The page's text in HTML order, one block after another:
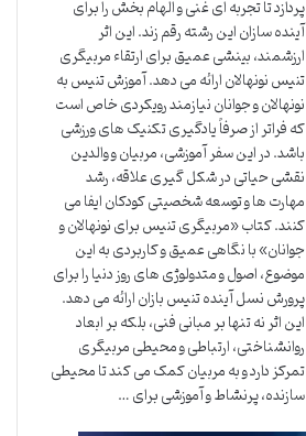
پردازد تا تجربه ای غنی و الهام بخش را برای
آینده سازان این رشته رقم زند. این اثر
ارزشمند، بینشی عمیق برای ارتقاء مربیگری
تنیس نونهالان ارائه می دهد. آموزش تنیس به
نونهالان و جوانان نیازمند رویکردی خاص است
که فراتر از صرفاً یادگیری تکنیک های ورزشی
باشد. در این سفر آموزشی، مربیان و والدین
نقشی حیاتی در شکل گیری علاقه، رشد
مهارت ها و توسعه شخصیتی کودکان ایفا می
کنند. کتاب «مربیگری تنیس برای نونهالان و
جوانان» با نگاهی عمیق و کاربردی به این
موضوع، اصول و متدولوژی های روز دنیا را برای
پرورش نسل آینده تنیس بازان ارائه می دهد.
این اثر نه تنها بر مبانی فنی، بلکه بر ابعاد
روانشناختی، ارتباطی و محیطی مربیگری
تمرکز دارد و به مربیان کمک می کند تا محیطی
سازنده، پرنشاط و آموزشی برای …